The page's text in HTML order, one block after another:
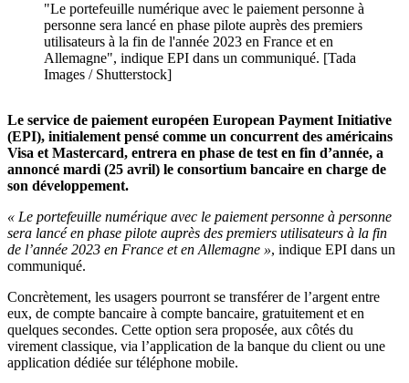
"Le portefeuille numérique avec le paiement personne à
personne sera lancé en phase pilote auprès des premiers
utilisateurs à la fin de l'année 2023 en France et en
Allemagne", indique EPI dans un communiqué. [Tada
Images / Shutterstock]
Le service de paiement européen European Payment Initiative
(EPI), initialement pensé comme un concurrent des américains
Visa et Mastercard, entrera en phase de test en fin d’année, a
annoncé mardi (25 avril) le consortium bancaire en charge de
son développement.
« Le portefeuille numérique avec le paiement personne à personne
sera lancé en phase pilote auprès des premiers utilisateurs à la fin
de l’année 2023 en France et en Allemagne », indique EPI dans un
communiqué.
Concrètement, les usagers pourront se transférer de l’argent entre
eux, de compte bancaire à compte bancaire, gratuitement et en
quelques secondes. Cette option sera proposée, aux côtés du
virement classique, via l’application de la banque du client ou une
application dédiée sur téléphone mobile.